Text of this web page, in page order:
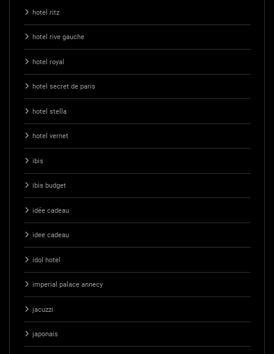
hotel ritz
hotel rive gauche
hotel royal
hotel secret de paris
hotel stella
hotel vernet
ibis
ibis budget
idée cadeau
idee cadeau
idol hotel
imperial palace annecy
jacuzzi
japonais